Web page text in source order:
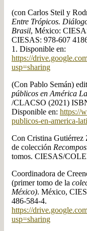
(con Carlos Steil y
Entre Trópicos.
Brasil, México:
CIESAS: 978-607
1. Disponible en:
https://
usp=sharing
(Con Pablo Semán)
públicos en América
/CLACSO (2021)
Disponible en: https://
publicos-en-america-
Con Cristina Gutiérrez
de colección
tomos. CIESAS/
Coordinadora de
(primer tomo de la
México). México,
486-584-4.
https://
usp=sharing